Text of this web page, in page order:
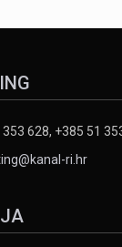
628, +385 51
ri.hr